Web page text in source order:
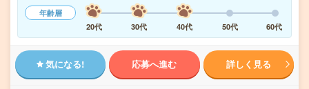
年齢層
20代
30代 40代 50代 60代
気になる! 応募へ進む 詳しく見る